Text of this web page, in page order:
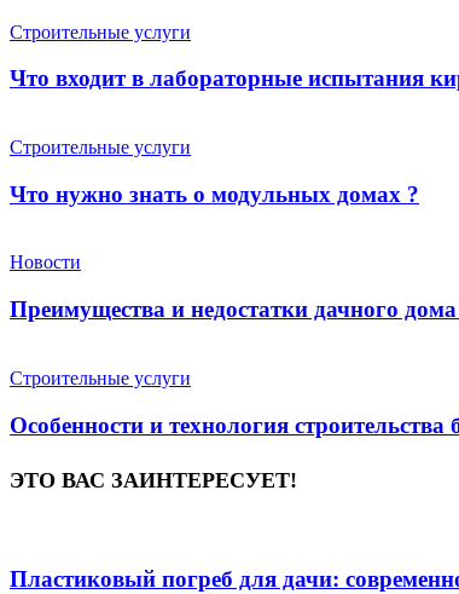
Строительные услуги
Что входит в лабораторные испытания
Строительные услуги
Что нужно знать о модульных домах ?
Новости
Преимущества и недостатки дачного дома
Строительные услуги
Особенности и технология строительства
ЭТО ВАС ЗАИНТЕРЕСУЕТ!
Пластиковый погреб для дачи: